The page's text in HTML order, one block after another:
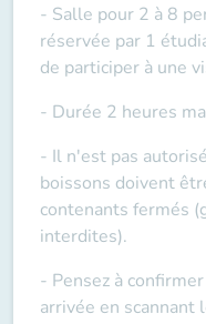
- Salle pour 2 à 8
réservée par 1
de participer à une
- Durée 2 heures
- Il n'est pas
boissons doivent
contenants fermés
interdites).
- Pensez à
arrivée en scannant